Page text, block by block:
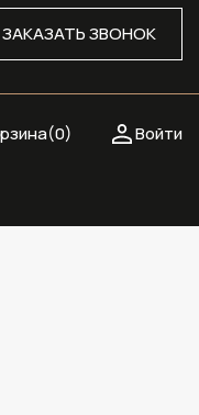
ЗАКАЗАТЬ ЗВОНОК
Войти
0)